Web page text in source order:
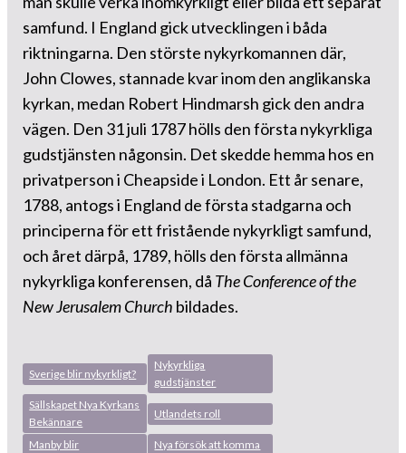
samfund. I England gick utvecklingen i båda
riktningarna. Den störste nykyrkomannen där,
John Clowes, stannade kvar inom den anglikanska
kyrkan, medan Robert Hindmarsh gick den andra
vägen. Den 31 juli 1787 hölls den första nykyrkliga
gudstjänsten någonsin. Det skedde hemma hos en
privatperson i Cheapside i London. Ett år senare,
1788, antogs i England de första stadgarna och
principerna för ett fristående nykyrkligt samfund,
och året därpå, 1789, hölls den första allmänna
nykyrkliga konferensen, då The Conference of the
New Jerusalem Church bildades.
Sverige blir nykyrkligt?
Nykyrkliga
gudstjänster
Sällskapet Nya Kyrkans
Bekännare
Utlandets roll
Manby blir
Nya försök att komma